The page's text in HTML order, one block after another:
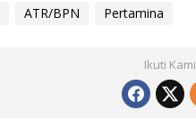
ATR/BPN Pertamina
Ikuti Kami